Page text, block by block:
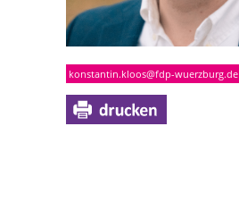
konstantin.kloos@fdp-wuerzburg.de